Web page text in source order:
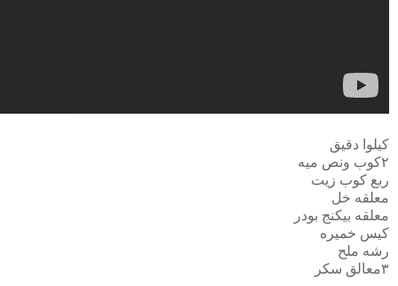
كيلوا دقيق
٢كوب ونص ميه
ربع كوب زيت
معلقه خل
معلقه بيكنج بودر
كيس خميره
رشه ملح
٣معالق سكر